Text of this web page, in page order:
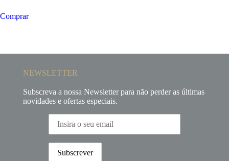
Comprar
NEWSLETTER
Subscreva a nossa Newsletter para não perder as últimas
novidades e ofertas especiais.